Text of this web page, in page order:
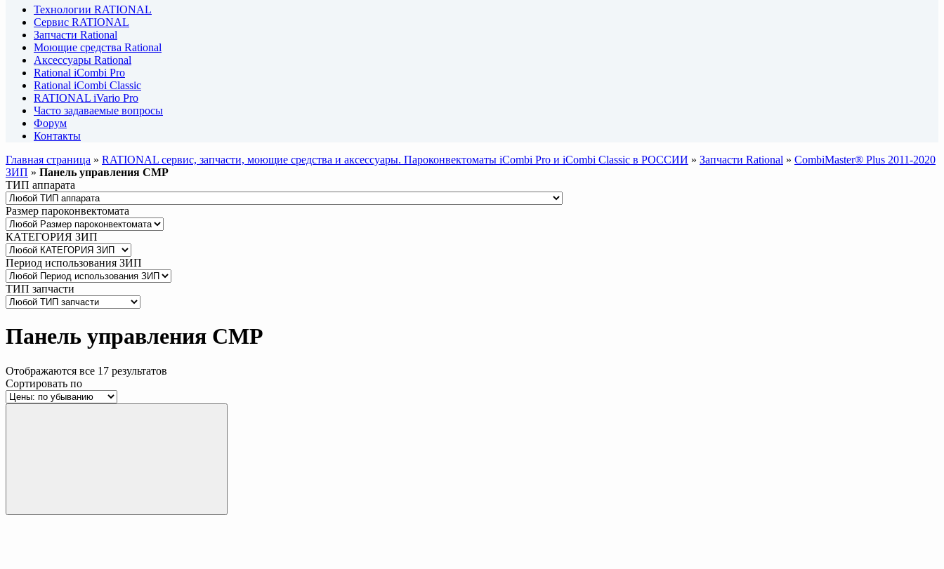
Технологии RATIONAL
Сервис RATIONAL
Запчасти Rational
Моющие средства Rational
Аксессуары Rational
Rational iCombi Pro
Rational iCombi Classic
RATIONAL iVario Pro
Часто задаваемые вопросы
Форум
Контакты
Главная страница » RATIONAL сервис, запчасти, моющие средства и аксессуары. Пароконвектоматы iCombi Pro и iCombi Classic в РОССИИ » Запчасти Rational » CombiMaster® Plus 2011-2020
ЗИП » Панель управления CMP
ТИП аппарата
Размер пароконвектомата
КАТЕГОРИЯ ЗИП
Период использования ЗИП
ТИП запчасти
Панель управления CMP
Отображаются все 17 результатов
Сортировать по